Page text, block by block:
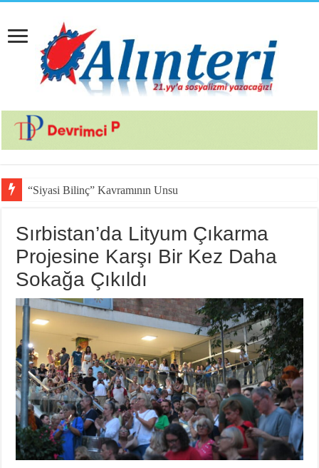
“Siyasi Bilinç” Kavramının Unsurları
Sırbistan’da Lityum Çıkarma
Projesine Karşı Bir Kez Daha
Sokağa Çıkıldı